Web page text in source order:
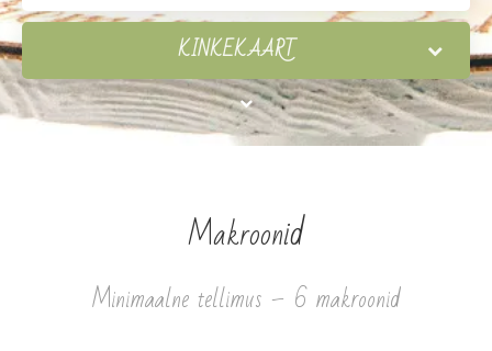
KINKEKAART
Makroonid
Minimaalne tellimus – 6 makroonid